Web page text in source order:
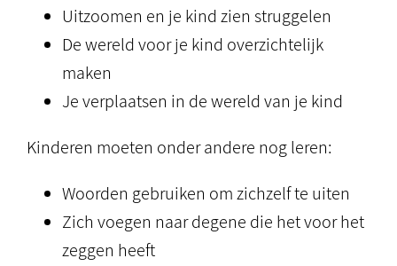
Uitzoomen en je kind zien struggelen
De wereld voor je kind overzichtelijk
maken
Je verplaatsen in de wereld van je kind
Kinderen moeten onder andere nog leren:
Woorden gebruiken om zichzelf te uiten
Zich voegen naar degene die het voor het
zeggen heeft